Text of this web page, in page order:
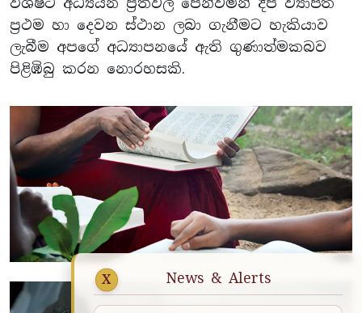
ප්‍රථම හා දෙවන ස්ථාන ලබා ගැනීමට හැකියාව
ලැබීම අපගේ අධ්‍යාපනයේ ඇති ගුණාත්මකබව
පිළිඹිබු කරන නොරහසකි.
X News & Alerts